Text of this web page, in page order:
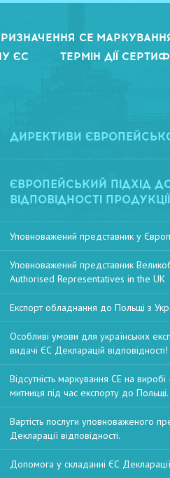
CE
ЄС
ТЕРМІН ДІЇ
ДИРЕКТИВИ
ЄВРОПЕЙСЬКИЙ ПІДХІД
ВІДПОВІДНОСТІ ПРОДУКЦІЇ
Уповноважений представник у
Уповноважений представник
Authorised Representatives in the UK
Експорт обладнання до Польщі з
Особливі умови для українських
видачі ЄС Декларацій відповідності!
Відсутність маркування CE на
митниця під час експорту до Польщі.
Вартість послуги уповноваженого
Декларації відповідності.
Допомога у складанні ЄС Декларації